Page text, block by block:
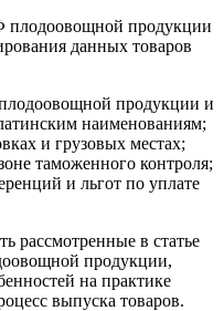
плодоовощной продукции
данных товаров
продукции и
наименованиям;
и грузовых местах;
таможенного контроля;
и льгот по уплате
рассмотренные в статье
продукции,
на практике
выпуска товаров.